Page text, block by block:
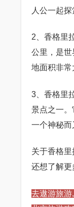
人公一起探
2、香格里
公里，是
地面积非常
3、香格里
景点之一
一个神秘而
关于香格
还想了解更
去遨游旅游